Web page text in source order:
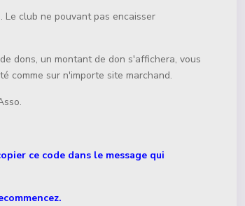
club ne pouvant pas encaisser
dons, un montant de don s'affichera, vous
comme sur n'importe site marchand.
ce code dans le message qui